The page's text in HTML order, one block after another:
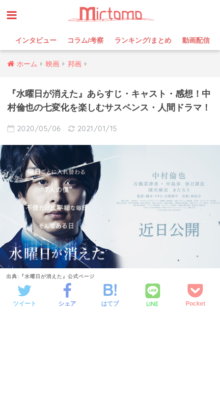
インタビュー コラム/考察 ランキング/まとめ 動画配信
ホーム 映画 邦画
『水曜日が消えた』あらすじ・キャスト・感想！中
村倫也の七変化を楽しむサスペンス・人間ドラマ！
2020/05/06 2021/01/15
出典:『水曜日が消えた』公式ページ
ツイート シェア はてブ LINE Pocket